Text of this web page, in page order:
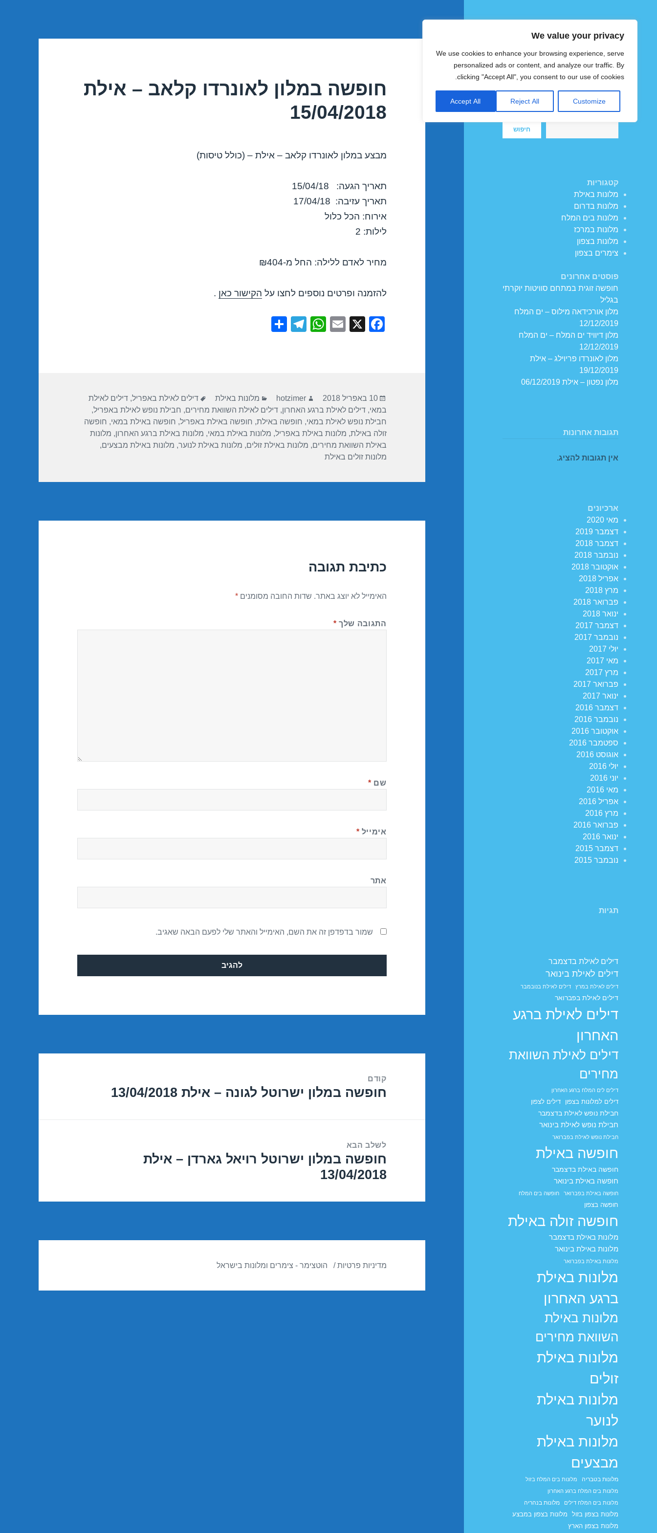
We value your privacy
We use cookies to enhance your browsing experience, serve
personalized ads or content, and analyze our traffic. By
clicking "Accept All", you consent to our use of cookies.
Customize
Reject All
Accept All
צימרים ומלונות זולים בישראל
חיפוש
חיפוש
קטגוריות
מלונות באילת
מלונות בדרום
מלונות בים המלח
מלונות במרכז
מלונות בצפון
צימרים בצפון
פוסטים אחרונים
חופשה זוגית במתחם סוויטות יוקרתי
בגליל
מלון אורכידאה מילוס – ים המלח
12/12/2019
מלון דיוויד ים המלח – ים המלח
12/12/2019
מלון לאונרדו פריוילג – אילת
19/12/2019
מלון נפטון – אילת 06/12/2019
תגובות אחרונות
אין תגובות להציג.
ארכיונים
מאי 2020
דצמבר 2019
דצמבר 2018
נובמבר 2018
אוקטובר 2018
אפריל 2018
מרץ 2018
פברואר 2018
ינואר 2018
דצמבר 2017
נובמבר 2017
יולי 2017
מאי 2017
מרץ 2017
פברואר 2017
ינואר 2017
דצמבר 2016
נובמבר 2016
אוקטובר 2016
ספטמבר 2016
אוגוסט 2016
יולי 2016
יוני 2016
מאי 2016
אפריל 2016
מרץ 2016
פברואר 2016
ינואר 2016
דצמבר 2015
נובמבר 2015
תגיות
דילים לאילת בדצמבר
דילים לאילת בינואר
דילים לאילת במרץ דילים לאילת בנובמבר
דילים לאילת בפברואר
דילים לאילת ברגע
האחרון
דילים לאילת השוואת
מחירים
דילים לים המלח ברגע האחרון
דילים למלונות בצפון דילים לצפון
חבילת נופש לאילת בדצמבר
חבילת נופש לאילת בינואר
חבילת נופש לאילת בפברואר
חופשה באילת
חופשה באילת בדצמבר
חופשה באילת בינואר
חופשה באילת בפברואר חופשה בים המלח
חופשה בצפון
חופשה זולה באילת
מלונות באילת בדצמבר
מלונות באילת בינואר
מלונות באילת בפברואר
מלונות באילת
ברגע האחרון
מלונות באילת
השוואת מחירים
מלונות באילת
זולים
מלונות באילת
לנוער
מלונות באילת
מבצעים
מלונות בטבריה
מלונות בים המלח בזול
מלונות בים המלח ברגע האחרון
מלונות בים המלח דילים
מלונות בנהריה
מלונות בצפון בזול
מלונות בצפון במבצע
מלונות בצפון הארץ
חופשה במלון לאונרדו קלאב – אילת
15/04/2018
מבצע במלון לאונרדו קלאב – אילת – (כולל טיסות)
תאריך הגעה: 15/04/18
תאריך עזיבה: 17/04/18
אירוח: הכל כלול
לילות: 2
מחיר לאדם ללילה: החל מ-₪404
להזמנה ופרטים נוספים לחצו על הקישור כאן .
F
o
o
k
X
E
W
p
p
T
m
פורסם
בתאריך
10 באפריל 2018 מחבר
hotzimer קטגוריות
מלונות באילת תגיות
דילים לאילת באפריל,דילים לאילת
במאי,דילים לאילת ברגע האחרון,דילים לאילת השוואת מחירים, חבילת נופש לאילת באפריל,
חבילת נופש לאילת במאי, חופשה באילת, חופשה באילת באפריל, חופשה באילת במאי, חופשה
זולה באילת, מלונות באילת באפריל, מלונות באילת במאי, מלונות באילת ברגע האחרון, מלונות
באילת השוואת מחירים, מלונות באילת זולים, מלונות באילת לנוער, מלונות באילת מבצעים,
מלונות זולים באילת
כתיבת תגובה
האימייל לא יוצג באתר. שדות החובה מסומנים*
התגובה שלך *
שם *
אימייל *
אתר
שמור בדפדפן זה את השם, האימייל והאתר שלי לפעם הבאה שאגיב.
קודם
הפוסט
חופשה במלון ישרוטל לגונה – אילת 13/04/2018
לשלב הבא
הפוסט
הבא:
חופשה במלון ישרוטל רויאל גארדן – אילת
13/04/2018
מדיניות פרטיות הוטצימר - צימרים ומלונות בישראל